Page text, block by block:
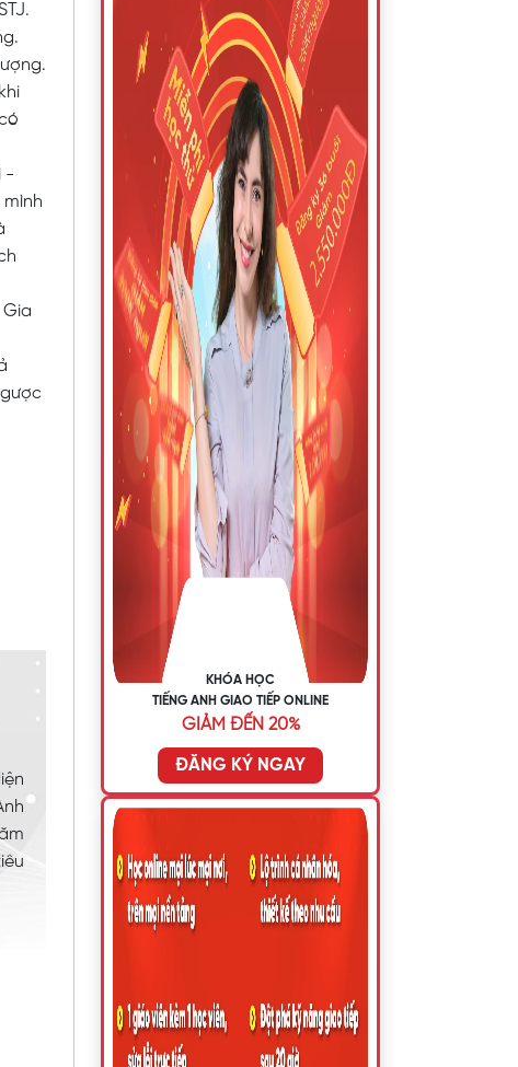
-
KHÓA HỌC
TIẾNG ANH GIAO TIẾP ONLINE
GIẢM ĐẾN 20%
ĐĂNG KÝ NGAY
x